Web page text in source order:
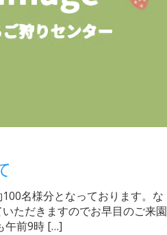
名様分となっております。な
ただきますのでお早目のご来園
午前9時 […]